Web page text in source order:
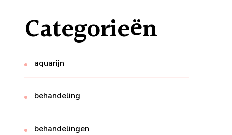
Categorieën
aquarijn
behandeling
behandelingen